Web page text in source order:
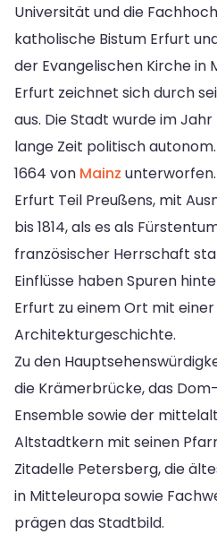
Universität und die
katholische Bistum Erfurt
der Evangelischen Kirche in
Erfurt zeichnet sich durch
aus. Die Stadt wurde im
lange Zeit politisch
1664 von Mainz
Erfurt Teil Preußens, mit
bis 1814, als es als
französischer Herrschaft
Einflüsse haben Spuren
Erfurt zu einem Ort mit
Architekturgeschichte.
Zu den
die Krämerbrücke, das
Ensemble sowie der
Altstadtkern mit seinen
Zitadelle Petersberg, die
in Mitteleuropa sowie
prägen das Stadtbild.